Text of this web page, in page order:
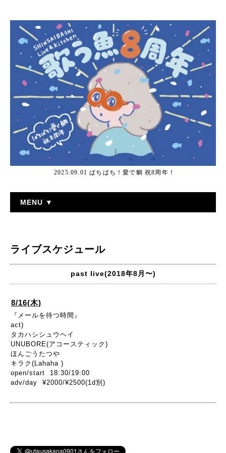
2025.09.01 ぱちぱち！愛で鯛 祝8周年！
MENU ▼
ライブスケジュール
past live(2018年8月〜)
8/16(木)
『メールを待つ時間』
act)
タカハシシュウヘイ
UNUBORE(アコースティック)
ほんごうたつや
キラク(Lahaha )
open/start 18:30/19:00
adv/day ¥2000/¥2500(1d別)